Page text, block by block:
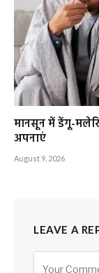
मानसून में डेंगू-
अपनाएं
August 9, 2026
LEAVE A